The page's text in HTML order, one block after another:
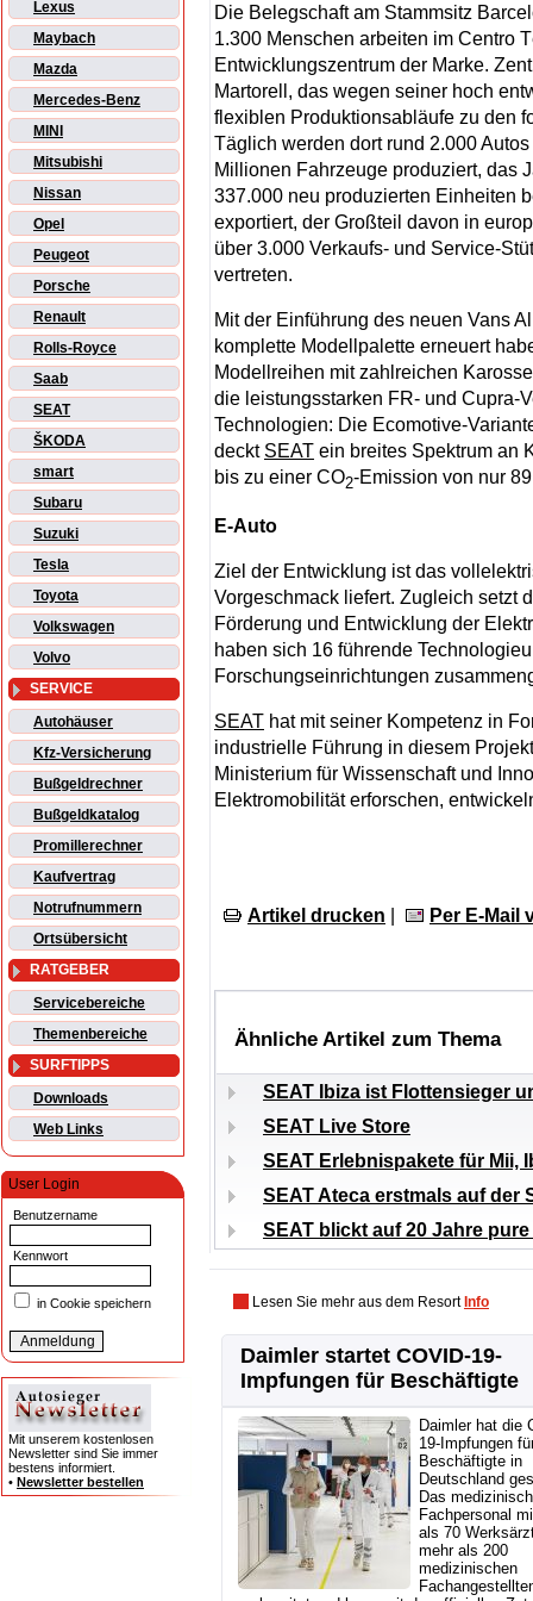
Lexus
Maybach
Mazda
Mercedes-Benz
MINI
Mitsubishi
Nissan
Opel
Peugeot
Porsche
Renault
Rolls-Royce
Saab
SEAT
ŠKODA
smart
Subaru
Suzuki
Tesla
Toyota
Volkswagen
Volvo
SERVICE
Autohäuser
Kfz-Versicherung
Bußgeldrechner
Bußgeldkatalog
Promillerechner
Kaufvertrag
Notrufnummern
Ortsübersicht
RATGEBER
Servicebereiche
Themenbereiche
SURFTIPPS
Downloads
Web Links
User Login
Benutzername
Kennwort
in Cookie speichern
Mit unserem kostenlosen
Newsletter sind Sie immer
bestens informiert.
• Newsletter bestellen
Die Belegschaft am Stammsitz
1.300 Menschen arbeiten im Centro
Entwicklungszentrum der Marke.
Martorell, das wegen seiner hoch
flexiblen Produktionsabläufe zu den
Täglich werden dort rund 2.000
Millionen Fahrzeuge produziert, das
337.000 neu produzierten Einheiten
exportiert, der Großteil davon in
über 3.000 Verkaufs- und Service-
vertreten.
Mit der Einführung des neuen Vans
komplette Modellpalette erneuert
Modellreihen mit zahlreichen
die leistungsstarken FR- und Cupra-
Technologien: Die Ecomotive-
deckt SEAT ein breites Spektrum an
bis zu einer CO2-Emission von nur
E-Auto
Ziel der Entwicklung ist das
Vorgeschmack liefert. Zugleich setzt
Förderung und Entwicklung der
haben sich 16 führende
Forschungseinrichtungen
SEAT hat mit seiner Kompetenz in
industrielle Führung in diesem
Ministerium für Wissenschaft und
Elektromobilität erforschen,
Artikel drucken Per E-Mail
Ähnliche Artikel zum Thema
SEAT Ibiza ist Flottensieger
SEAT Live Store
SEAT Erlebnispakete für Mii,
SEAT Ateca erstmals auf der
SEAT blickt auf 20 Jahre
Lesen Sie mehr aus dem Resort Info
Daimler startet COVID-19-
Impfungen für Beschäftigte
Daimler hat die
19-Impfungen
Beschäftigte in
Deutschland
Das
Fachpersonal
als 70
mehr als 200
medizinischen